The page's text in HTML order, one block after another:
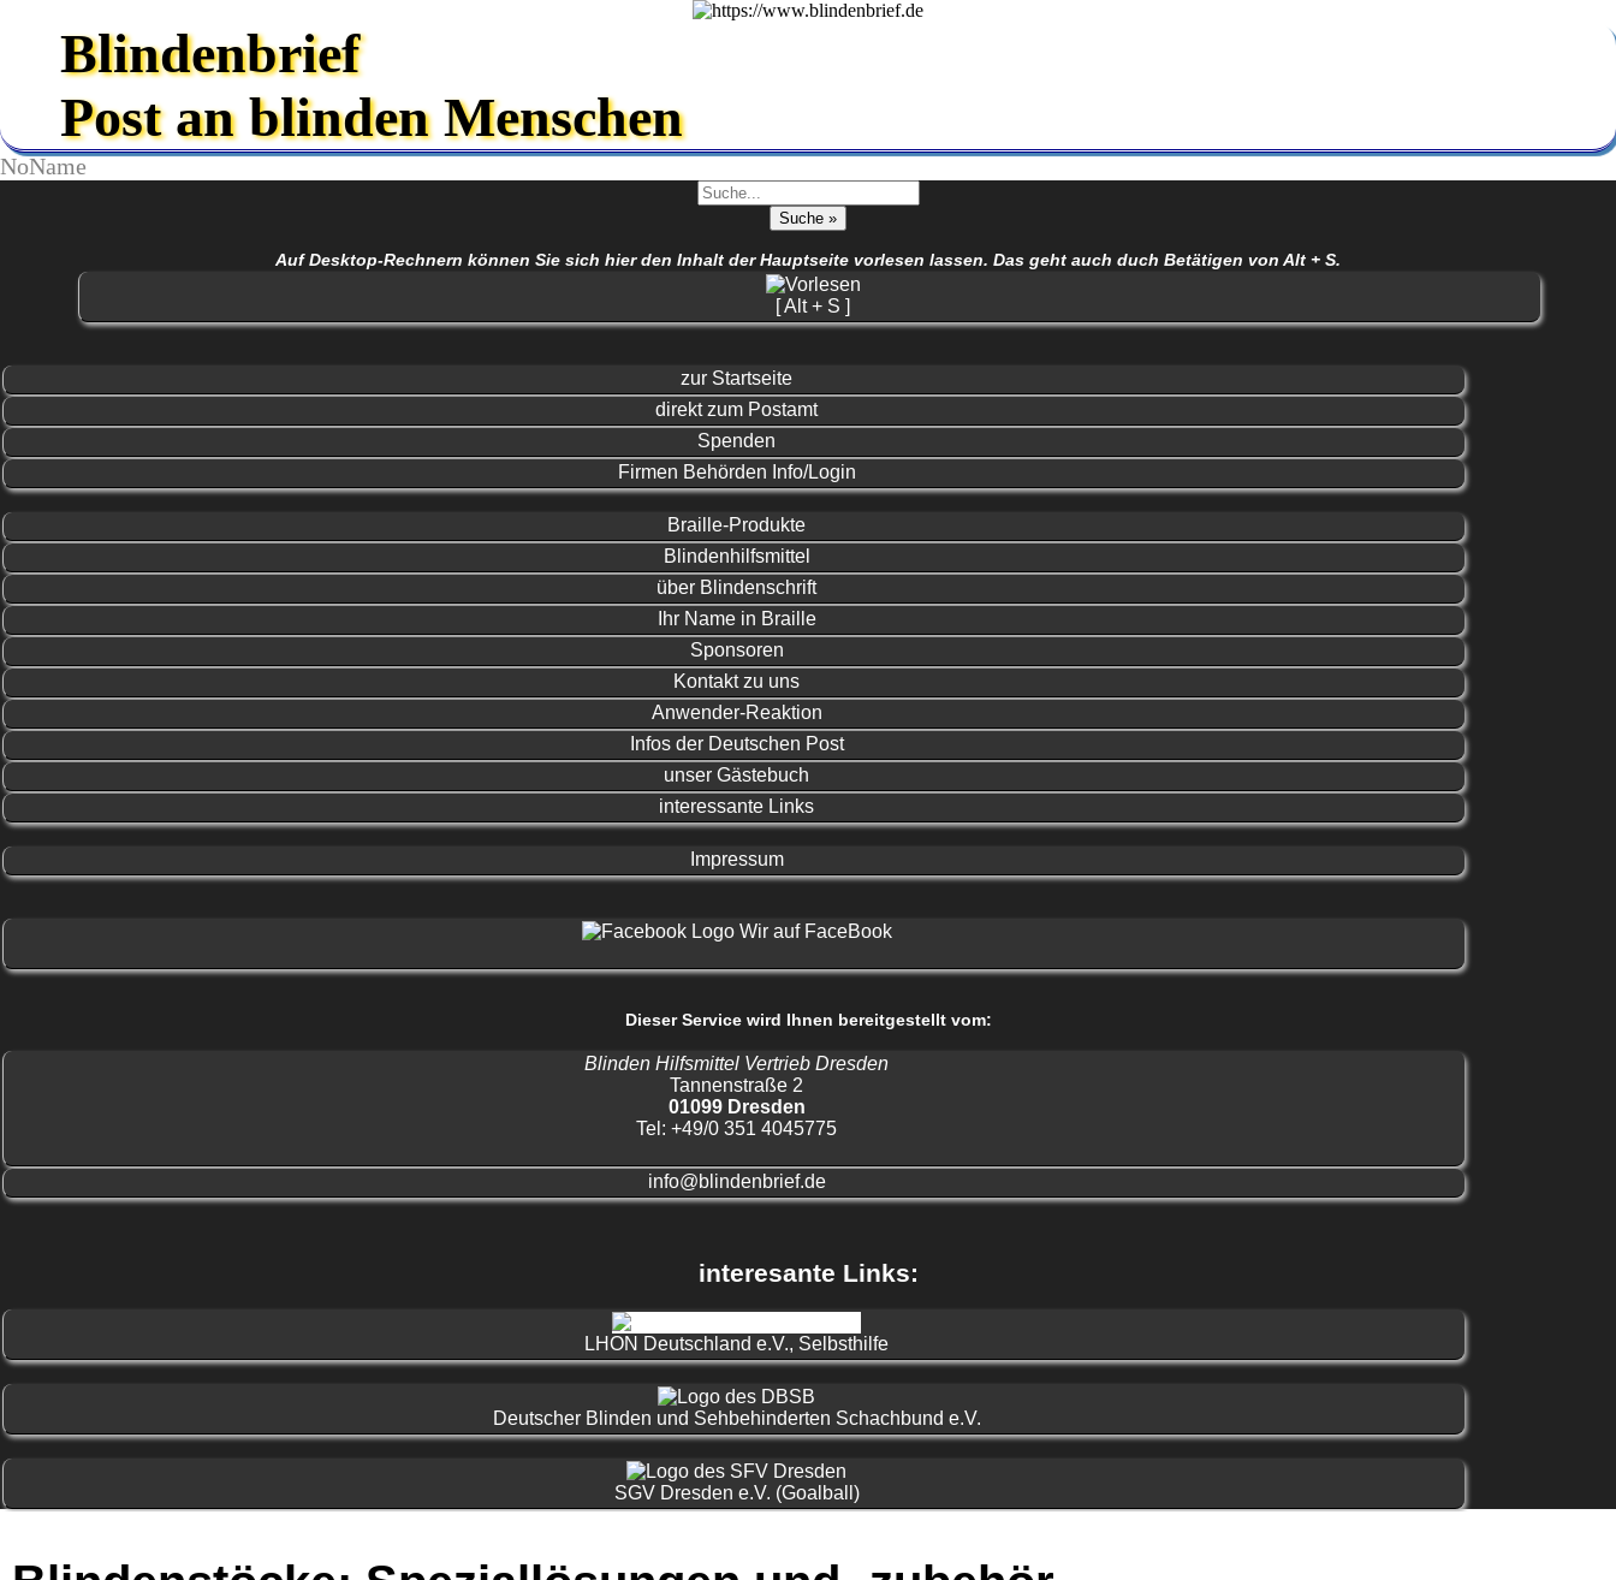
Blindenbrief
Post an blinden Menschen
NoName
Auf Desktop-Rechnern können Sie sich hier den Inhalt der Hauptseite vorlesen lassen. Das geht auch duch Betätigen von Alt + S.
[ Alt + S ]
zur Startseite
direkt zum Postamt
Spenden
Firmen Behörden Info/Login
Braille-Produkte
Blindenhilfsmittel
über Blindenschrift
Ihr Name in Braille
Sponsoren
Kontakt zu uns
Anwender-Reaktion
Infos der Deutschen Post
unser Gästebuch
interessante Links
Impressum
Wir auf FaceBook
Dieser Service wird Ihnen bereitgestellt vom:
Blinden Hilfsmittel Vertrieb Dresden
Tannenstraße 2
01099 Dresden
Tel: +49/0 351 4045775
info@blindenbrief.de
interesante Links:
LHON Deutschland e.V., Selbsthilfe
Deutscher Blinden und Sehbehinderten Schachbund e.V.
SGV Dresden e.V. (Goalball)